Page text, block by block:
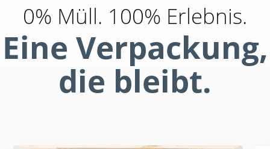
0% Müll. 100% Erlebnis.
Eine Verpackung,
die bleibt.